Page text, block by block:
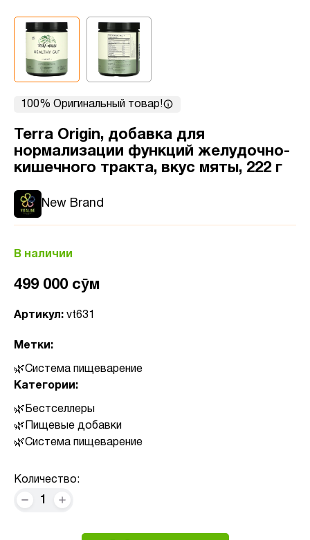
100% Оригинальный товар!
Terra Origin, добавка для
нормализации функций желудочно-
кишечного тракта, вкус мяты, 222 г
New Brand
В наличии
499 000 сӯм
Артикул: vt631
Метки:
Система пищеварение
Категории:
Бестселлеры
Пищевые добавки
Система пищеварение
Количество:
1